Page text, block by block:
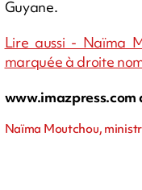
Guyane.
Lire aussi - Naïma
marquée à droite
www.imazpress.com
Naïma Moutchou,